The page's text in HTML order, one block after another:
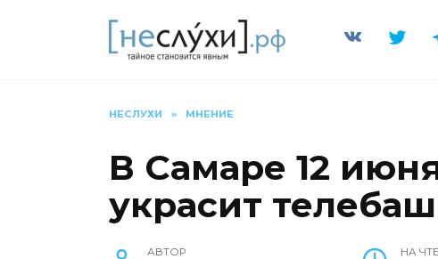
НЕСЛУХИ » МНЕНИЕ
В Самаре 12
украсит
АВТОР НА